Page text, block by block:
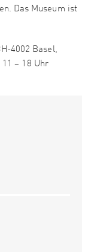
Das Museum ist
4002 Basel,
11 – 18 Uhr